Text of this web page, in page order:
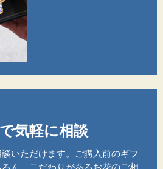
気軽に相談
いただけます。ご購入前のギフ